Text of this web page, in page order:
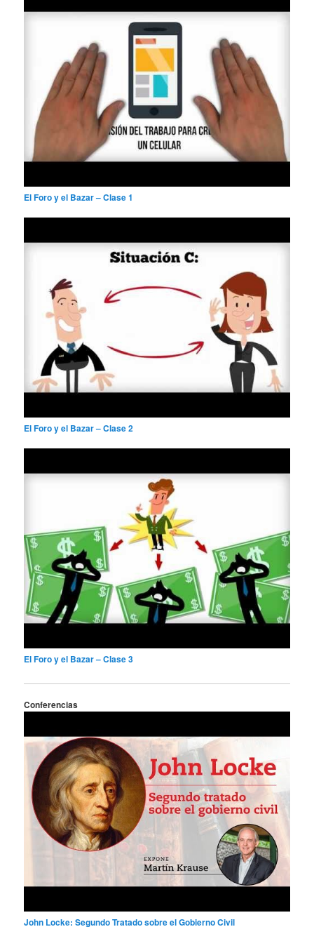
El Foro y el Bazar – Clase 1
El Foro y el Bazar – Clase 2
El Foro y el Bazar – Clase 3
Conferencias
John Locke: Segundo Tratado sobre el Gobierno Civil